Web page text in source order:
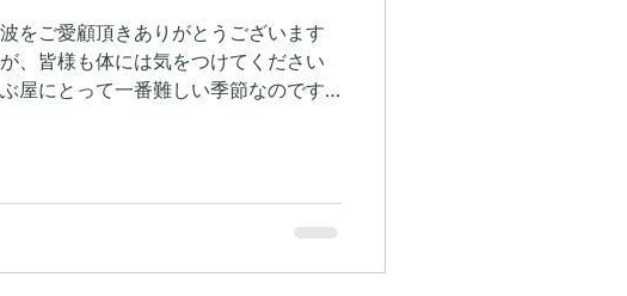
をご愛顧頂きありがとうございます
、皆様も体には気をつけてください
屋にとって一番難しい季節なのです